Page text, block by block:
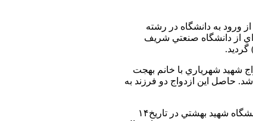
رساند. پس از ورود به دانشگاه در رشته
مهندسي هسته‌اي از دانشگاه صنعتي شريف
شهيد شهرياري با خانم بهجت
حاصل این ازدواج دو فرزند به
دکتر شهرياری پس از فراغت از تحصيل در دانشگاه اميركبير به عنوان عضو هيات علمي مشغول به كار شد و به عنوان عضو هيات علمي در دانشگاه شهيد بهشتي در تاريخ۱۴